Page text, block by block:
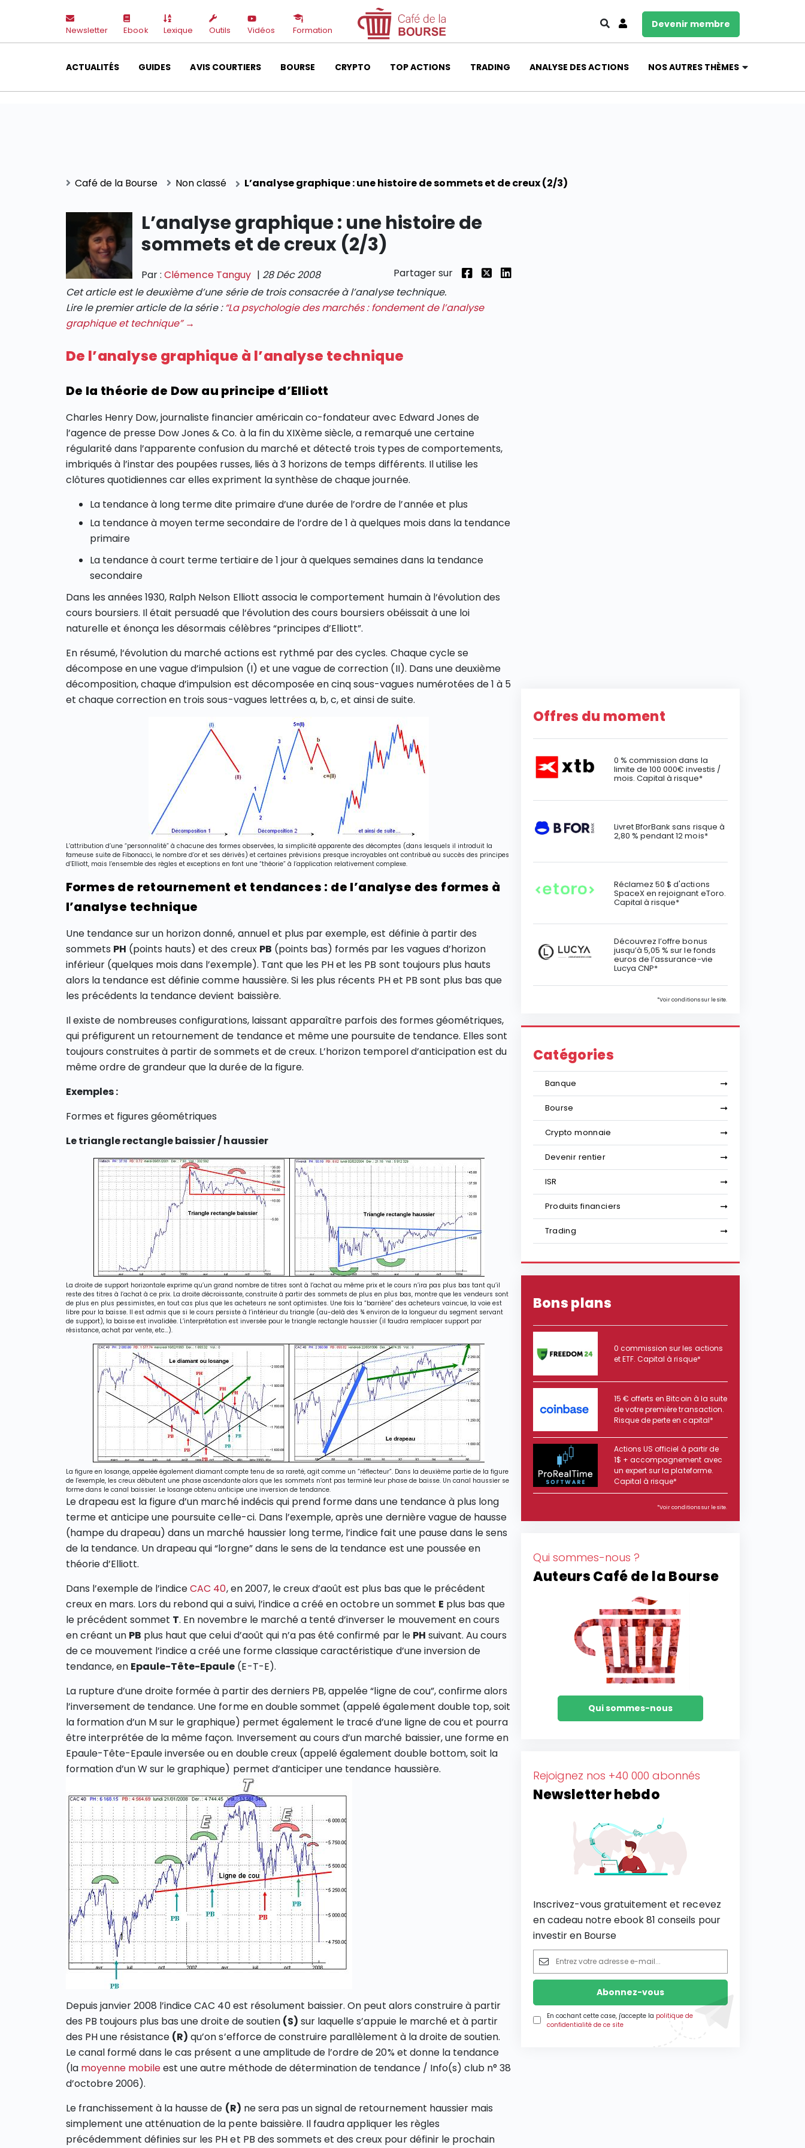
Newsletter Ebook Lexique Outils Vidéos Formation
Devenir membre
ACTUALITÉS GUIDES AVIS COURTIERS BOURSE CRYPTO TOP ACTIONS TRADING ANALYSE DES ACTIONS NOS AUTRES THÈMES
Café de la Bourse Non classé L’analyse graphique : une histoire de sommets et de creux (2/3)
L’analyse graphique : une histoire de
sommets et de creux (2/3)
Par :Clémence Tanguy | 28 Déc 2008
Partager sur
Cet article est le deuxième d’une série de trois consacrée à l’analyse technique.
Lire le premier article de la série :“La psychologie des marchés : fondement de l’analyse
graphique et technique” →
De l’analyse graphique à l’analyse technique
De la théorie de Dow au principe d’Elliott
Charles Henry Dow, journaliste financier américain co-fondateur avec Edward Jones de
l’agence de presse Dow Jones & Co. à la fin du XIXème siècle, a remarqué une certaine
régularité dans l’apparente confusion du marché et détecté trois types de comportements,
imbriqués à l’instar des poupées russes, liés à 3 horizons de temps différents. Il utilise les
clôtures quotidiennes car elles expriment la synthèse de chaque journée.
La tendance à long terme dite primaire d’une durée de l’ordre de l’année et plus
La tendance à moyen terme secondaire de l’ordre de 1 à quelques mois dans la tendance
primaire
La tendance à court terme tertiaire de 1 jour à quelques semaines dans la tendance
secondaire
Dans les années 1930, Ralph Nelson Elliott associa le comportement humain à l‘évolution des
cours boursiers. Il était persuadé que l‘évolution des cours boursiers obéissait à une loi
naturelle et énonça les désormais célèbres “principes d’Elliott”.
En résumé, l‘évolution du marché actions est rythmé par des cycles. Chaque cycle se
décompose en une vague d’impulsion (I) et une vague de correction (II). Dans une deuxième
décomposition, chaque d’impulsion est décomposée en cinq sous-vagues numérotées de 1 à 5
et chaque correction en trois sous-vagues lettrées a, b, c, et ainsi de suite.
L’attribution d’une “personnalité” à chacune des formes observées, la simplicité apparente des décomptes (dans lesquels il introduit la
fameuse suite de Fibonacci, le nombre d’or et ses dérivés) et certaines prévisions presque incroyables ont contribué au succès des principes
d’Elliott, mais l’ensemble des règles et exceptions en font une “théorie” à l’application relativement complexe.
Formes de retournement et tendances : de l’analyse des formes à
l’analyse technique
Une tendance sur un horizon donné, annuel et plus par exemple, est définie à partir des
sommets PH (points hauts) et des creux PB (points bas) formés par les vagues d’horizon
inférieur (quelques mois dans l’exemple). Tant que les PH et les PB sont toujours plus hauts
alors la tendance est définie comme haussière. Si les plus récents PH et PB sont plus bas que
les précédents la tendance devient baissière.
Il existe de nombreuses configurations, laissant apparaître parfois des formes géométriques,
qui préfigurent un retournement de tendance et même une poursuite de tendance. Elles sont
toujours construites à partir de sommets et de creux. L’horizon temporel d’anticipation est du
même ordre de grandeur que la durée de la figure.
Exemples :
Formes et figures géométriques
Le triangle rectangle baissier / haussier
La droite de support horizontale exprime qu’un grand nombre de titres sont à l’achat au même prix et le cours n’ira pas plus bas tant qu’il
reste des titres à l’achat à ce prix. La droite décroissante, construite à partir des sommets de plus en plus bas, montre que les vendeurs sont
de plus en plus pessimistes, en tout cas plus que les acheteurs ne sont optimistes. Une fois la “barrière” des acheteurs vaincue, la voie est
libre pour la baisse. Il est admis que si le cours persiste à l’intérieur du triangle (au-delà des ¾ environ de la longueur du segment servant
de support), la baisse est invalidée. L’interprétation est inversée pour le triangle rectangle haussier (il faudra remplacer support par
résistance, achat par vente, etc…).
La figure en losange, appelée également diamant compte tenu de sa rareté, agit comme un “réflecteur”. Dans la deuxième partie de la figure
de l’exemple, les creux débutent une phase ascendante alors que les sommets n’ont pas terminé leur phase de baisse. Un canal haussier se
forme dans le canal baissier. Le losange obtenu anticipe une inversion de tendance.
Le drapeau est la figure d’un marché indécis qui prend forme dans une tendance à plus long
terme et anticipe une poursuite celle-ci. Dans l’exemple, après une dernière vague de hausse
(hampe du drapeau) dans un marché haussier long terme, l’indice fait une pause dans le sens
de la tendance. Un drapeau qui “lorgne” dans le sens de la tendance est une poussée en
théorie d’Elliott.
Dans l’exemple de l’indiceCAC 40, en 2007, le creux d’août est plus bas que le précédent
creux en mars. Lors du rebond qui a suivi, l’indice a créé en octobre un sommet E plus bas que
le précédent sommet T. En novembre le marché a tenté d’inverser le mouvement en cours
en créant un PB plus haut que celui d’août qui n’a pas été confirmé par le PH suivant. Au cours
de ce mouvement l’indice a créé une forme classique caractéristique d’une inversion de
tendance, en Epaule-Tête-Epaule (E-T-E).
La rupture d’une droite formée à partir des derniers PB, appelée “ligne de cou”, confirme alors
l’inversement de tendance. Une forme en double sommet (appelé également double top, soit
la formation d’un M sur le graphique) permet également le tracé d’une ligne de cou et pourra
être interprétée de la même façon. Inversement au cours d’un marché baissier, une forme en
Epaule-Tête-Epaule inversée ou en double creux (appelé également double bottom, soit la
formation d’un W sur le graphique) permet d’anticiper une tendance haussière.
Depuis janvier 2008 l’indice CAC 40 est résolument baissier. On peut alors construire à partir
des PB toujours plus bas une droite de soutien (S) sur laquelle s’appuie le marché et à partir
des PH une résistance (R) qu’on s’efforce de construire parallèlement à la droite de soutien.
Le canal formé dans le cas présent a une amplitude de l’ordre de 20% et donne la tendance
(la moyenne mobileest une autre méthode de détermination de tendance / Info(s) club n° 38
d’octobre 2006).
Le franchissement à la hausse de (R) ne sera pas un signal de retournement haussier mais
simplement une atténuation de la pente baissière. Il faudra appliquer les règles
précédemment définies sur les PH et PB des sommets et des creux pour définir le prochain
Offres du moment
0 % commission dans la
limite de 100 000€ investis /
mois. Capital à risque*
Livret BforBank sans risque à
2,80 % pendant 12 mois*
Réclamez 50 $ d'actions
SpaceX en rejoignant eToro.
Capital à risque*
Découvrez l’offre bonus
jusqu’à 5,05 % sur le fonds
euros de l’assurance-vie
Lucya CNP*
*Voir conditions sur le site.
Catégories
Banque
Bourse
Crypto monnaie
Devenir rentier
ISR
Produits financiers
Trading
Bons plans
0 commission sur les actions
et ETF. Capital à risque*
15 € offerts en Bitcoin à la suite
de votre première transaction.
Risque de perte en capital*
Actions US officiel à partir de
1$ + accompagnement avec
un expert sur la plateforme.
Capital à risque*
*Voir conditions sur le site.
Qui sommes-nous ?
Auteurs Café de la Bourse
Qui sommes-nous
Rejoignez nos +40 000 abonnés
Newsletter hebdo
Inscrivez-vous gratuitement et recevez
en cadeau notre ebook 81 conseils pour
investir en Bourse
En cochant cette case, j'accepte la politique de
confidentialité de ce site